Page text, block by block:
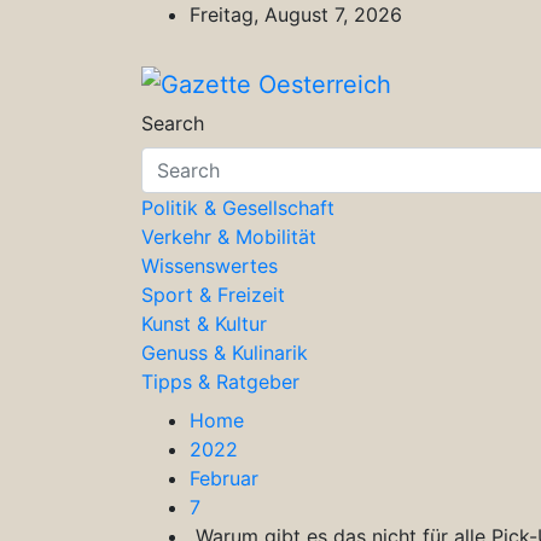
Freitag, August 7, 2026
Gazette Oesterreich
Magazin für Freizeit, Politik, Kultur
Search
Politik & Gesellschaft
Verkehr & Mobilität
Wissenswertes
Sport & Freizeit
Kunst & Kultur
Genuss & Kulinarik
Tipps & Ratgeber
Home
2022
Februar
7
„Warum gibt es das nicht für alle Pick-